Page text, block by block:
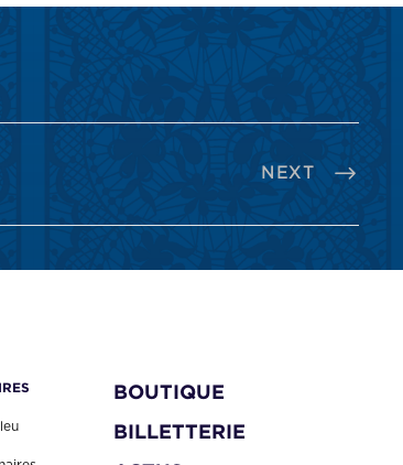
NEXT
BOUTIQUE
BILLETTERIE